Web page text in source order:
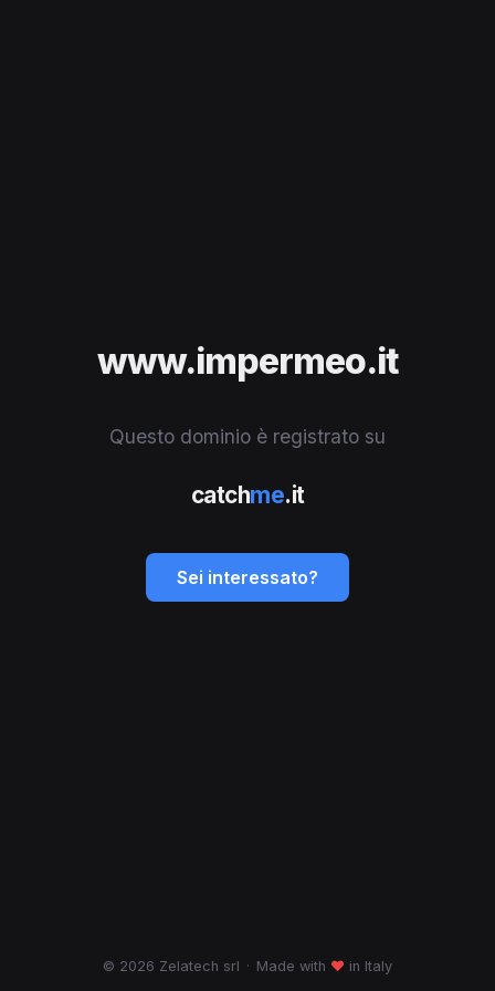
www.impermeo.it
Questo dominio è registrato su
catchme.it
Sei interessato?
© 2026 Zelatech srl · Made with ♥ in Italy